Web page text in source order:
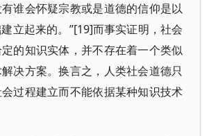
谁会怀疑宗教或是道德的信仰是以
立起来的。”[19]而事实证明，社会
的知识实体，并不存在着一个类似
决方案。换言之，人类社会道德只
过程建立而不能依据某种知识技术